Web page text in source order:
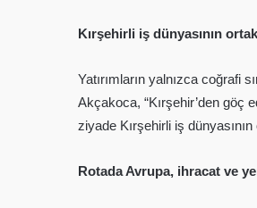
Kırşehirli iş dünyasının
Yatırımların yalnızca coğrafi
Akçakoca, “Kırşehir’den göç
ziyade Kırşehirli iş
Rotada Avrupa, ihracat ve